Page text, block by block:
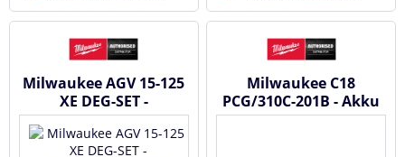
Milwaukee AGV 15-125
XE DEG-SET -
Winkelschleifer mit
Absaughaube...
Milwaukee C18
PCG/310C-201B - Akku
Kartuschenpresse 18 V